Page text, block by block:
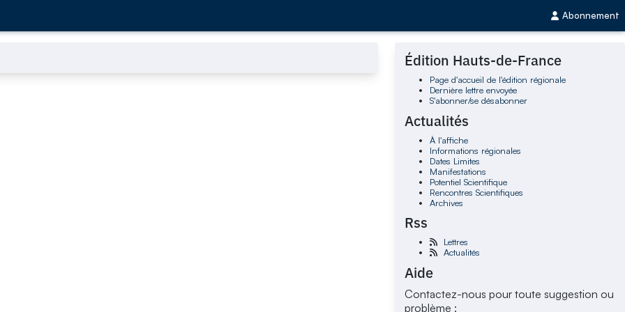
Abonnement
Édition Hauts-de-France
Page d'accueil de l'édition régionale
Dernière lettre envoyée
S'abonner/se désabonner
Actualités
À l'affiche
Informations régionales
Dates Limites
Manifestations
Potentiel Scientifique
Rencontres Scientifiques
Archives
Rss
Lettres
Actualités
Aide
Contactez-nous pour toute suggestion ou
problème :